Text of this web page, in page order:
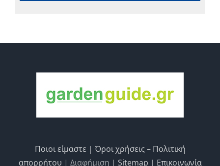
Ποιοι είμαστε | Όροι χρήσεις – Πολιτική
απορρήτου | Διαφήμιση | Sitemap | Επικοινωνία